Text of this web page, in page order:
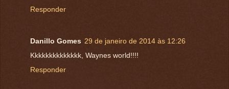
Responder
Danillo Gomes 29 de janeiro de 2014 às 12:26
Kkkkkkkkkkkkkk, Waynes world!!!!
Responder